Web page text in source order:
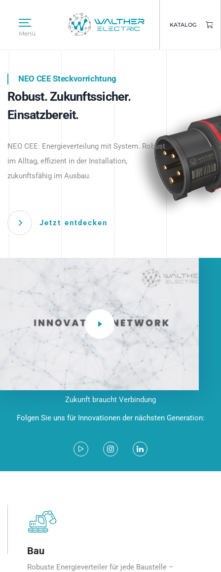
Menü
KATALOG
Intelligente Stromverteilung
beginnt hier.
NEO CEE Steckvorrichtung
Robust. Zukunftssicher.
Einsatzbereit.
NEO CEE: Energieverteilung mit System. Robust
im Alltag, effizient in der Installation,
zukunftsfähig im Ausbau.
Jetzt entdecken
Intelligenz trifft Energie.
Anwendungen – robust, IP-geschützt und
zukunftsfähig.
Zukunft braucht Verbindung
Folgen Sie uns für Innovationen der nächsten Generation:
Bau
Robuste Energieverteiler für jede Baustelle –